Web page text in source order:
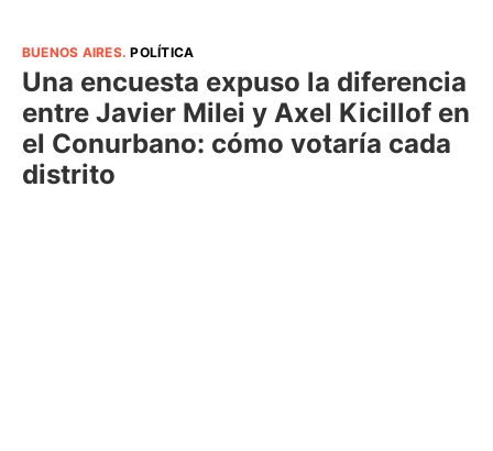
BUENOS AIRES.POLÍTICA
Una encuesta expuso la diferencia
entre Javier Milei y Axel Kicillof en
el Conurbano: cómo votaría cada
distrito